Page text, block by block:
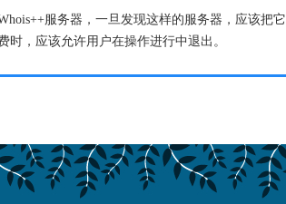
服务器，一旦发现这样的服务器，应该把它
，应该允许用户在操作进行中退出。